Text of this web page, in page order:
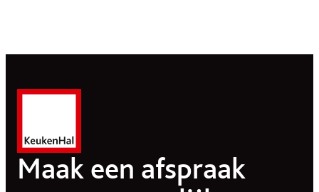
Maak een afspraak